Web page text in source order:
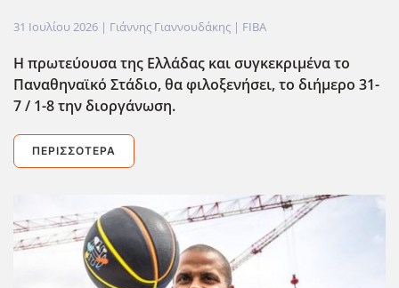
31 Ιουλίου 2026 | Γιάννης Γιαννουδάκης | FIBA
Η πρωτεύουσα της Ελλάδας και συγκεκριμένα το
Παναθηναϊκό Στάδιο, θα φιλοξενήσει, το διήμερο 31-
7 / 1-8 την διοργάνωση.
ΠΕΡΙΣΣΌΤΕΡΑ